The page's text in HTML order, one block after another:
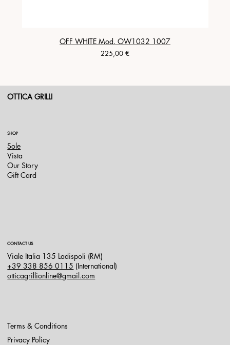
OFF WHITE Mod. OW1032 1007
Prezzo
225,00 €
OTTICA GRILLI
SHOP
Sole
Vista
Our Story
Gift Card
CONTACT US
Viale Italia 135 Ladispoli (RM)
+39 338 856 0115 (International)
otticagrillionline@gmail.com
Terms & Conditions
Privacy Policy